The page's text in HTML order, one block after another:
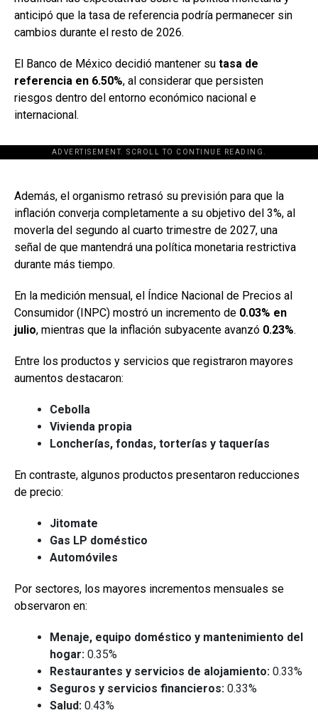
anticipó que la tasa de referencia podría permanecer sin
cambios durante el resto de 2026.
El Banco de México decidió mantener su tasa de
referencia en 6.50%, al considerar que persisten
riesgos dentro del entorno económico nacional e
internacional.
ADVERTISEMENT. SCROLL TO CONTINUE READING.
[adsforwp id="243463"]
Además, el organismo retrasó su previsión para que la
inflación converja completamente a su objetivo del 3%, al
moverla del segundo al cuarto trimestre de 2027, una
señal de que mantendrá una política monetaria restrictiva
durante más tiempo.
En la medición mensual, el Índice Nacional de Precios al
Consumidor (INPC) mostró un incremento de 0.03% en
julio, mientras que la inflación subyacente avanzó 0.23%.
Entre los productos y servicios que registraron mayores
aumentos destacaron:
Cebolla
Vivienda propia
Loncherías, fondas, torterías y taquerías
En contraste, algunos productos presentaron reducciones
de precio:
Jitomate
Gas LP doméstico
Automóviles
Por sectores, los mayores incrementos mensuales se
observaron en:
Menaje, equipo doméstico y mantenimiento del
hogar: 0.35%
Restaurantes y servicios de alojamiento: 0.33%
Seguros y servicios financieros: 0.33%
Salud: 0.43%